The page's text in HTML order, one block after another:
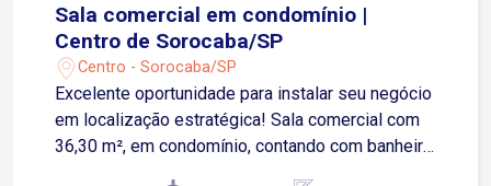
Sala comercial em condomínio |
Centro de Sorocaba/SP
Centro - Sorocaba/SP
Excelente oportunidade para instalar seu negócio
em localização estratégica! Sala comercial com
36,30 m², em condomínio, contando com banheiro